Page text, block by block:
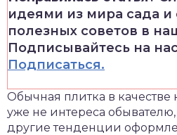
идеями из мира сада и
полезных советов в
Подписывайтесь на
Подписаться.
Обычная плитка в качестве
уже не интереса
другие тенденции